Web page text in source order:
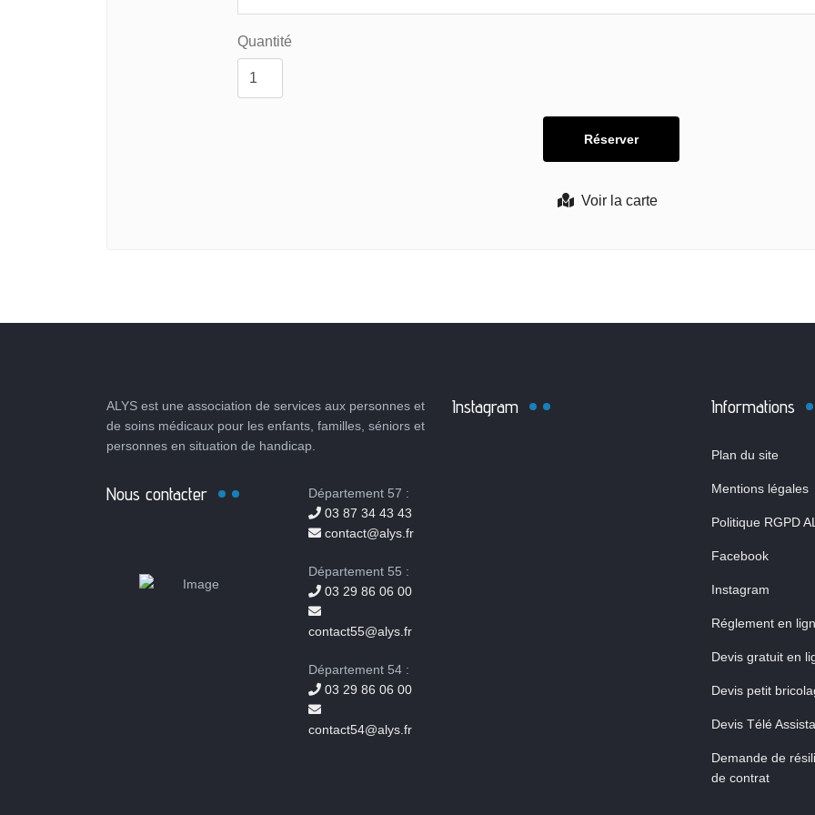
Voir la carte
Quantité
ALYS est une association de services aux personnes et
de soins médicaux pour les enfants, familles, séniors et
personnes en situation de handicap.
Nous contacter
Département 57 :
03 87 34 43 43
contact@alys.fr
Département 55 :
03 29 86 06 00
contact55@alys.fr
Département 54 :
03 29 86 06 00
contact54@alys.fr
Instagram Informations
Plan du site
Mentions légales
Politique RGPD
Facebook
Instagram
Réglement en
Devis gratuit en
Devis petit
Devis Télé
Demande de
de contrat